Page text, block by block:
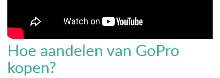
Hoe aandelen van GoPro
kopen?